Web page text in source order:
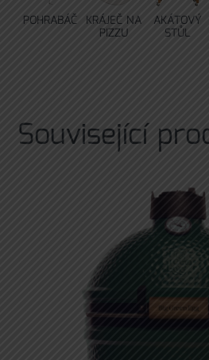
POHRABÁČ KRÁJEČ NA
PIZZU
AKÁTOVÝ
STŮL
Související